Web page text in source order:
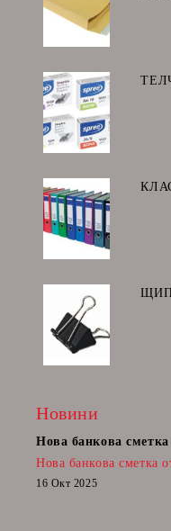
Новини
Нова банкова сметка
Нова банкова сметка
16 Окт 2025